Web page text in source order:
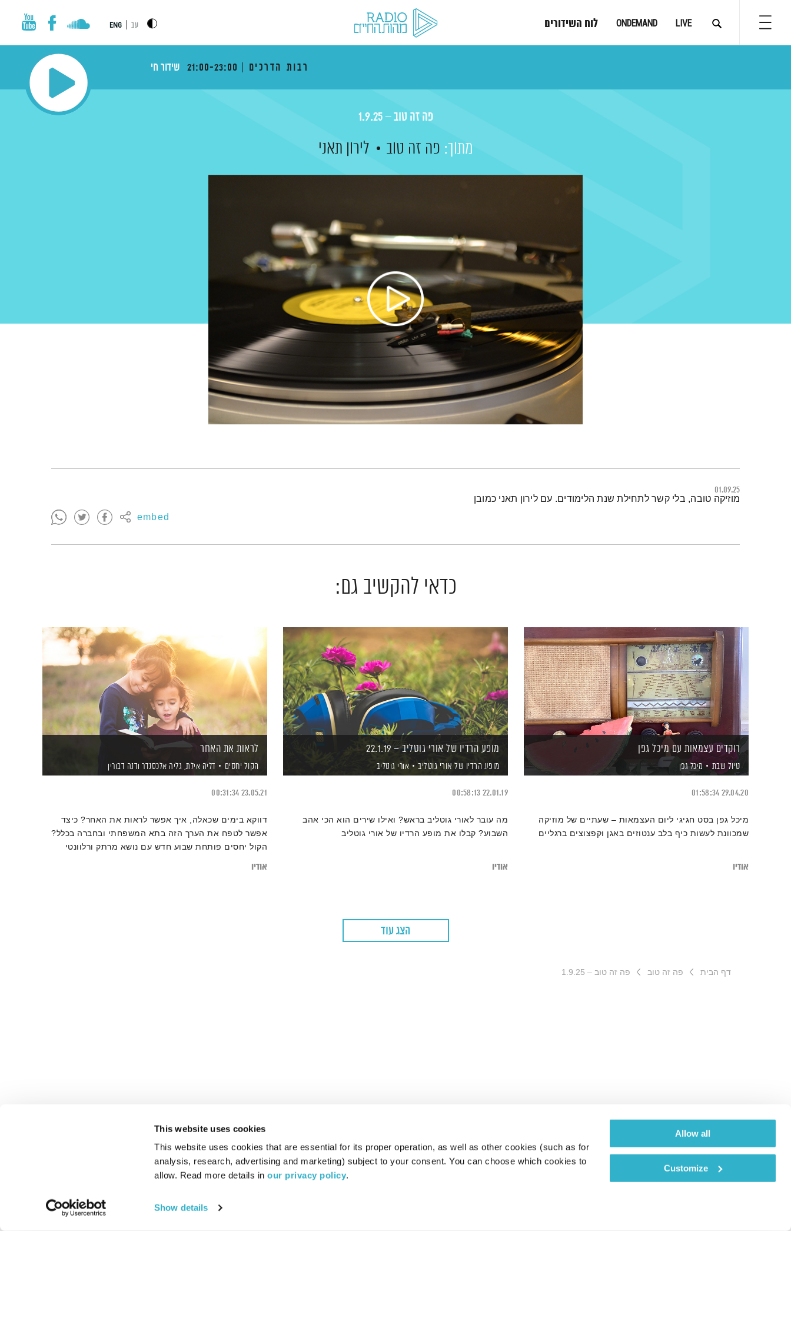
This website uses cookies
This website uses cookies that are essential for its proper operation, as well as other cookies (such as for
analysis, research, advertising and marketing) subject to your consent. You can choose which cookies to
allow. Read more details in our privacy policy.
Show details
Allow all
Customize
LIVE
ONDEMAND לוח השידורים עב ENG
רבות הדרכים 21:00-23:00 שידור חי
פה זה טוב – 1.9.25
מתוך: פה זה טוב לירון תאני
01.09.25
embed
תמצית הפודקאסט
מוזיקה טובה, בלי קשר לתחילת שנת הלימודים. עם לירון תאני כמובן
כדאי להקשיב גם:
רוקדים עצמאות עם מיכל גפן
טיול שבת מיכל גפן
29.04.20
01:58:34
מיכל גפן בסט חגיגי ליום העצמאות – שעתיים של מוזיקה
שמכוונת לעשות כיף בלב ענטוזים באגן וקפצוצים ברגליים
אודיו
מופע הרדיו של אורי גוטליב – 22.1.19
מופע הרדיו של אורי גוטליב אורי גוטליב
22.01.19
00:58:13
מה עובר לאורי גוטליב בראש? ואילו שירים הוא הכי אהב
השבוע? קבלו את מופע הרדיו של אורי גוטליב
אודיו
לראות את האחר
הקול יחסים דליה אילת, גליה אלכסנדר ודנה דבורין
23.05.21
00:31:34
דווקא בימים שכאלה, איך אפשר לראות את האחר? כיצד
אפשר לטפח את הערך הזה בתא המשפחתי ובחברה בכלל?
הקול יחסים פותחת שבוע חדש עם נושא מרתק ורלוונטי
אודיו
הצג עוד
דף הבית פה זה טוב פה זה טוב – 1.9.25